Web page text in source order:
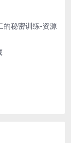
的秘密训练-资源